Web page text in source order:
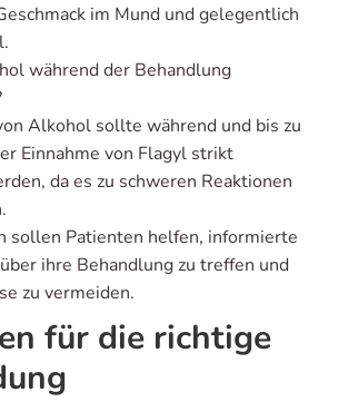
im Mund und gelegentlich
während der Behandlung
Alkohol sollte während und bis zu
Einnahme von Flagyl strikt
da es zu schweren Reaktionen
sollen Patienten helfen, informierte
ihre Behandlung zu treffen und
zu vermeiden.
für die richtige